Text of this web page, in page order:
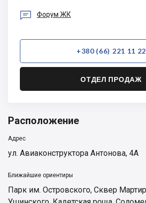
 Форум ЖК
+380 (66) 221 11 22
ОТДЕЛ ПРОДАЖ
Расположение
Адрес
ул. Авиаконструктора Антонова, 4А
Ближайшие ориентиры
Парк им. Островского, Сквер